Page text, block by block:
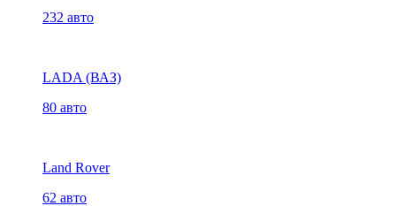
232 авто
LADA (ВАЗ)
80 авто
Land Rover
62 авто